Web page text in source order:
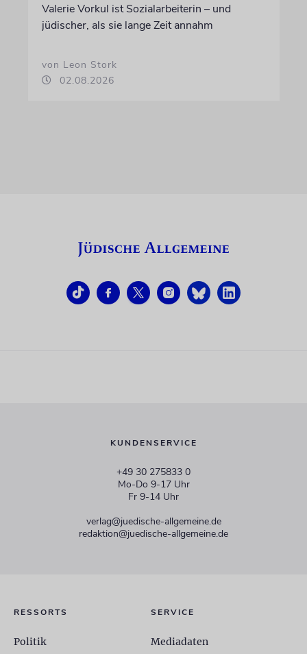
Valerie Vorkul ist Sozialarbeiterin – und
jüdischer, als sie lange Zeit annahm
von Leon Stork
02.08.2026
KUNDENSERVICE
+49 30 275833 0
Mo-Do 9-17 Uhr
Fr 9-14 Uhr
verlag@juedische-allgemeine.de
redaktion@juedische-allgemeine.de
RESSORTS
Politik
SERVICE
Mediadaten